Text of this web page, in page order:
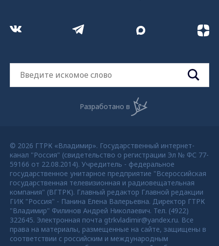
Разработано в
© 2026 ГТРК «Владимир». Государственный интернет-
канал "Россия" (свидетельство о регистрации Эл № ФС 77-
59166 от 22.08.2014). Учредитель - федеральное
государственное унитарное предприятие "Всероссийская
государственная телевизионная и радиовещательная
компания" (ВГТРК). Главный редактор Главной редакции
ГИК "Россия" - Панина Елена Валерьевна. Директор ГТРК
"Владимир" Филинов Андрей Николаевич. Тел. (4922)
322645. Электронная почта gtrkvladimir@yandex.ru. Все
права на материалы, размещенные на сайте, защищены в
соответствии с российским и международным